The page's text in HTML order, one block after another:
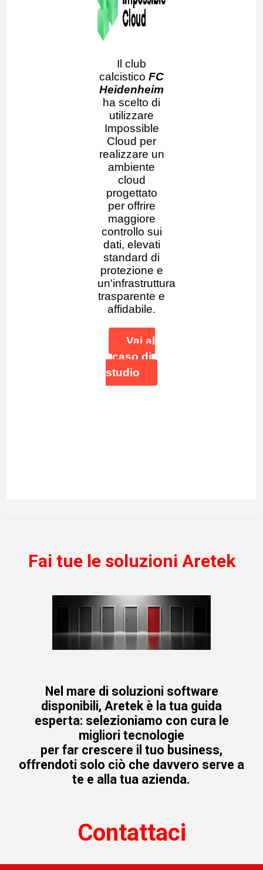
Il club
calcistico FC
Heidenheim
ha scelto di
utilizzare
Impossible
Cloud per
realizzare un
ambiente
cloud
progettato
per offrire
maggiore
controllo sui
dati, elevati
standard di
protezione e
un'infrastruttura
trasparente e
affidabile.
Vai al
caso di
studio
Fai tue le soluzioni Aretek
Nel mare di soluzioni software
disponibili, Aretek è la tua guida
esperta: selezioniamo con cura le
migliori tecnologie
per far crescere il tuo business,
offrendoti solo ciò che davvero serve a
te e alla tua azienda.
Contattaci